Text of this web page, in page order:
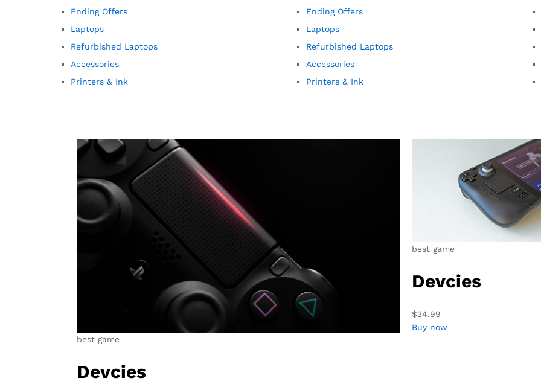
Ending Offers
Laptops
Refurbished Laptops
Accessories
Printers & Ink
Ending Offers
Laptops
Refurbished Laptops
Accessories
Printers & Ink
best game
Devcies
best game
Devcies
$34.99
Buy now